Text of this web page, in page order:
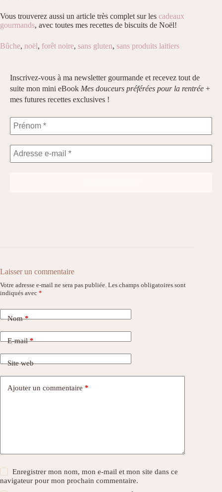
Vous trouverez aussi un article très complet sur les cadeaux
gourmands, avec toutes mes recettes de biscuits de Noël!
Bûche, noël, forêt noire, sans gluten, sans produits laitiers
Inscrivez-vous à ma newsletter gourmande et recevez tout de
suite mon mini eBook Mes douceurs préférées pour la rentrée +
mes futures recettes exclusives !
Laisser un commentaire
Votre adresse e-mail ne sera pas publiée. Les champs obligatoires sont
indiqués avec *
Nom*
E-mail*
Site web
Ajouter un commentaire *
Enregistrer mon nom, mon e-mail et mon site dans ce
navigateur pour mon prochain commentaire.